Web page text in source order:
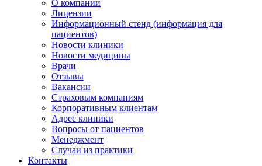
О компании
Лицензии
Информационный стенд (информация для
пациентов)
Новости клиники
Новости медицины
Врачи
Отзывы
Вакансии
Страховым компаниям
Корпоративным клиентам
Адрес клиники
Вопросы от пациентов
Менеджмент
Случаи из практики
Контакты